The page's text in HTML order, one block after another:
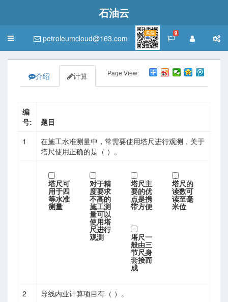
石油云
Toggle
petroleumcloud@163.com
关注 9
介绍 计算 Page View:
编
号:
题目
1
在施工水准测量中，常需要使用塔尺进行观测，关于
塔尺使用正确的是（ ）。
塔尺可
用于四
等水准
测量
对于精
度要求
不高的
施工测
量可以
使用塔
尺进行
观测
塔尺主
要的优
点是携
带方便
塔尺的
读数可
读至毫
米位
塔尺一
般由三
节尺身
套接而
成
2 导线内业计算项目有（ ）。